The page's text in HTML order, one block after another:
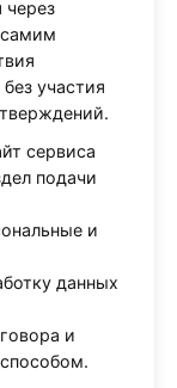
самим
участия
сервиса
подачи
и
данных
и